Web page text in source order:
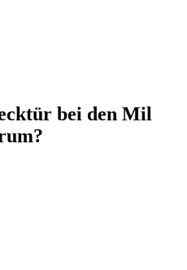
bei den Mil